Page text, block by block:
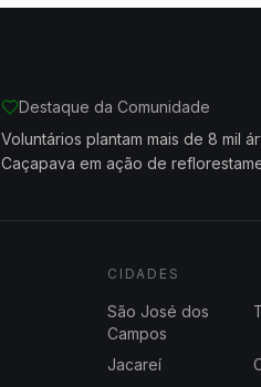
Destaque da Comunidade
Voluntários plantam mais de 8 mil
Caçapava em ação de
CIDADES
São José dos
Campos
Jacareí